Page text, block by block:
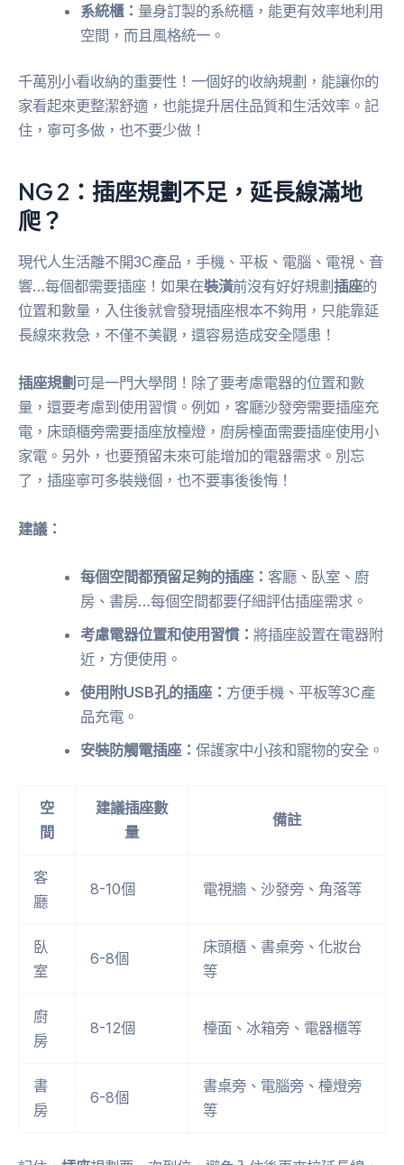
系統櫃： 量身訂製的系統櫃，能更有效率地利用
空間，而且風格統一。
千萬別小看收納的重要性！一個好的收納規劃，能讓你的
家看起來更整潔舒適，也能提升居住品質和生活效率。記
住，寧可多做，也不要少做！
NG 2：插座規劃不足，延長線滿地
爬？
現代人生活離不開3C產品，手機、平板、電腦、電視、音
響…每個都需要插座！如果在裝潢前沒有好好規劃 插座的
位置和數量，入住後就會發現插座根本不夠用，只能靠延
長線來救急，不僅不美觀，還容易造成安全隱患！
插座規劃 可是一門大學問！除了要考慮電器的位置和數
量，還要考慮到使用習慣。例如，客廳沙發旁需要插座充
電，床頭櫃旁需要插座放檯燈，廚房檯面需要插座使用小
家電。另外，也要預留未來可能增加的電器需求。別忘
了，插座寧可多裝幾個，也不要事後後悔！
建議：
每個空間都預留足夠的插座： 客廳、臥室、廚
房、書房…每個空間都要仔細評估插座需求。
考慮電器位置和使用習慣：將插座設置在電器附
近，方便使用。
使用附USB孔的插座： 方便手機、平板等3C產
品充電。
安裝防觸電插座：保護家中小孩和寵物的安全。
空
間
建議插座數
量
備註
客
廳
8-10個 電視牆、沙發旁、角落等
臥
室
6-8個
床頭櫃、書桌旁、化妝台
等
廚
房
8-12個 檯面、冰箱旁、電器櫃等
書
房
6-8個
書桌旁、電腦旁、檯燈旁
等